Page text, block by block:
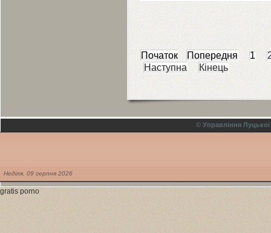
Початок Попередня 1
Наступна
Кінець
© Управління Луцької
Неділя, 09 серпня 2026
gratis porno